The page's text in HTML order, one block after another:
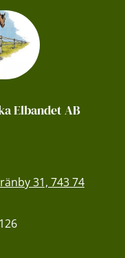
Elbandet AB
31, 743 74